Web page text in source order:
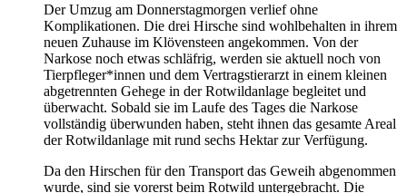
Der Umzug am Donnerstagmorgen verlief ohne
Komplikationen. Die drei Hirsche sind wohlbehalten in ihrem
neuen Zuhause im Klövensteen angekommen. Von der
Narkose noch etwas schläfrig, werden sie aktuell noch von
Tierpfleger*innen und dem Vertragstierarzt in einem kleinen
abgetrennten Gehege in der Rotwildanlage begleitet und
überwacht. Sobald sie im Laufe des Tages die Narkose
vollständig überwunden haben, steht ihnen das gesamte Areal
der Rotwildanlage mit rund sechs Hektar zur Verfügung.
Da den Hirschen für den Transport das Geweih abgenommen
wurde, sind sie vorerst beim Rotwild untergebracht. Die